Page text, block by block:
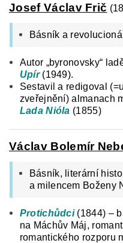
Josef Václav Frič
Básník a
Autor „byronovsky“
Upír(1949).
Sestavil a redigoval
zveřejnění) almanach
Lada Nióla (1855)
Václav Bolemír
Básník, literární
a milencem Boženy
Protichůdci(1844) –
na Máchův Máj,
romantického rozporu